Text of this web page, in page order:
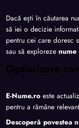
Dacă ești în căutarea
să iei o decizie
pentru cei care doresc
sau să exploreze nume
Optimizare
E-Nume.ro este
pentru a rămâne
Descoperă povestea